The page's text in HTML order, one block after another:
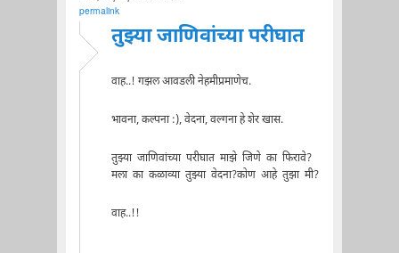
permalink
तुझ्या जाणिवांच्या परीघात
वाह..! गझल आवडली नेहमीप्रमाणेच.
भावना, कल्पना :), वेदना, वल्गना हे शेर खास.
तुझ्या जाणिवांच्या परीघात माझे जिणे का फिरावे?
मला का कळाव्या तुझ्या वेदना?कोण आहे तुझा मी?
वाह..!!